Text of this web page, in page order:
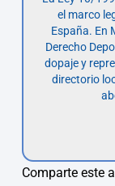
el marco
España. En
Derecho
dopaje y
directorio
Comparte este